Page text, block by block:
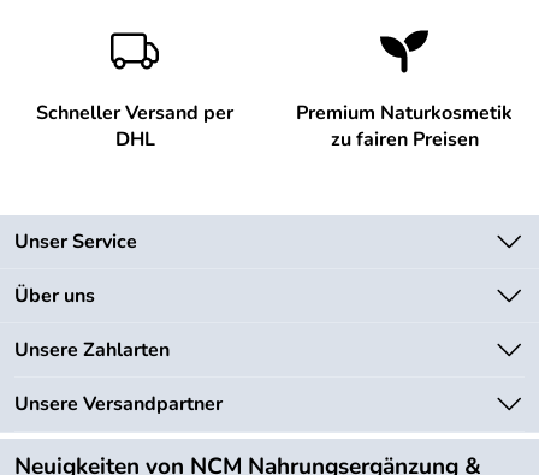
Schneller Versand per
DHL
Premium Naturkosmetik
zu fairen Preisen
Unser Service
Kontakt
Lieferbedingungen
Kundenlogin
Über uns
Unsere Bestseller
Neu
Angebote
Unsere Zahlarten
Unsere Versandpartner
Neuigkeiten von NCM Nahrungsergänzung &